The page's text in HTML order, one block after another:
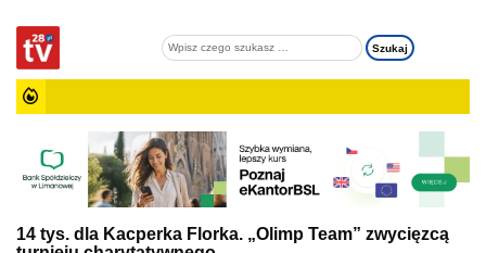
14 tys. dla Kacperka Florka. „Olimp Team” zwycięzcą